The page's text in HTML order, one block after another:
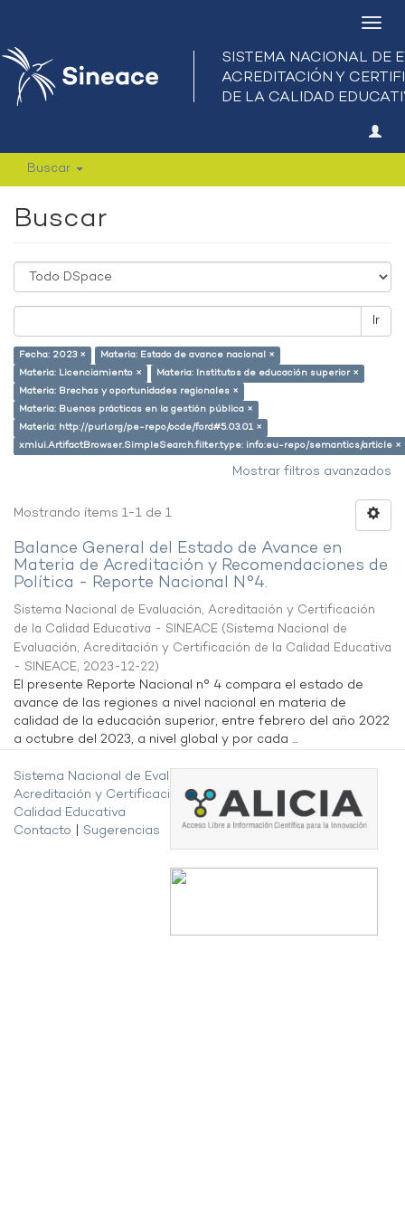
Buscar
Buscar
Ir
Fecha: 2023 ×
Materia: Estado de avance nacional ×
Materia: Licenciamiento ×
Materia: Institutos de educación superior ×
Materia: Brechas y oportunidades regionales ×
Materia: Buenas prácticas en la gestión pública ×
Materia: http://purl.org/pe-repo/ocde/ford#5.03.01 ×
xmlui.ArtifactBrowser.SimpleSearch.filter.type: info:eu-repo/semantics/article ×
Mostrar filtros avanzados
Mostrando ítems 1-1 de 1
Balance General del Estado de Avance en
Materia de Acreditación y Recomendaciones de
Política - Reporte Nacional N°4.
Sistema Nacional de Evaluación, Acreditación y Certificación
de la Calidad Educativa - SINEACE (Sistema Nacional de
Evaluación, Acreditación y Certificación de la Calidad Educativa
- SINEACE, 2023-12-22)
El presente Reporte Nacional n° 4 compara el estado de
avance de las regiones a nivel nacional en materia de
calidad de la educación superior, entre febrero del año 2022
a octubre del 2023, a nivel global y por cada ...
Sistema Nacional de Evaluación,
Acreditación y Certificación de la
Calidad Educativa
Contacto
Sugerencias